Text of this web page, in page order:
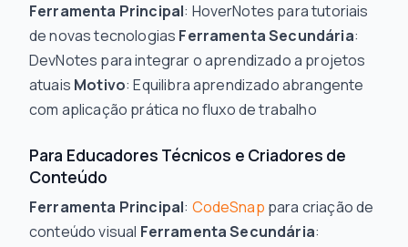
Ferramenta Principal: HoverNotes para tutoriais
de novas tecnologias Ferramenta Secundária:
DevNotes para integrar o aprendizado a projetos
atuais Motivo: Equilibra aprendizado abrangente
com aplicação prática no fluxo de trabalho
Para Educadores Técnicos e Criadores de
Conteúdo
Ferramenta Principal: CodeSnap para criação de
conteúdo visual Ferramenta Secundária: